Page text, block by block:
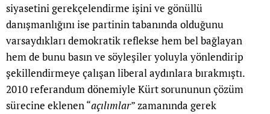
siyasetini gerekçelendirme işini ve gönüllü
danışmanlığını ise partinin tabanında olduğunu
varsaydıkları demokratik reflekse hem bel bağlayan
hem de bunu basın ve söyleşiler yoluyla yönlendirip
şekillendirmeye çalışan liberal aydınlara bırakmıştı.
2010 referandum dönemiyle Kürt sorununun çözüm
sürecine eklenen “açılımlar” zamanında gerek